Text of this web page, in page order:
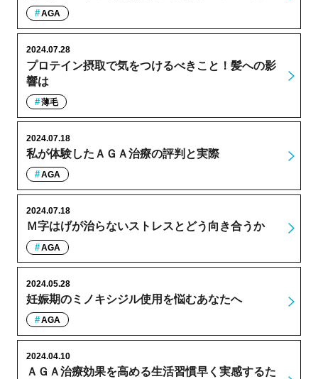
AGA
プロテイン摂取で気をつけるべきこと！髪への影
響は
2024.07.28
薄毛
私が体験したＡＧＡ治療の評判と実際
2024.07.18
AGA
Ｍ字はげが治らないストレスとどう向き合うか
2024.07.18
AGA
妊娠期のミノキシジル使用を悩むあなたへ
2024.05.28
AGA
ＡＧＡ治療効果を高める生活習慣早く実感するた
2024.04.10